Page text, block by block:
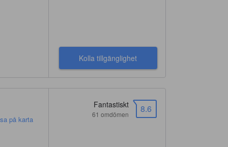
Kolla tillgänglighet
på karta
8.6
Fantastiskt
61 omdömen